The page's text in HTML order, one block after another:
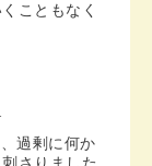
こともなく
過剰に何か